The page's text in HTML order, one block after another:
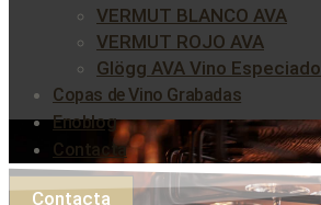
VERMUT BLANCO AVA
VERMUT ROJO AVA
Glögg AVA Vino Especiado
Copas de Vino Grabadas
Enoblog
Contacta
Contacta